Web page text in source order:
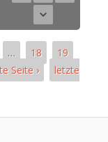
… 18
19
Seite ›
letzte